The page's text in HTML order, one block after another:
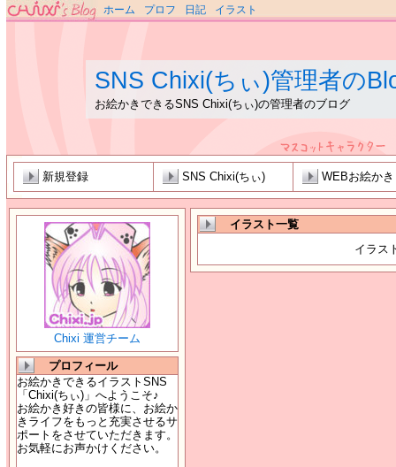
ホーム プロフ 日記 イラスト
SNS Chixi(ちぃ)管理者の
お絵かきできるSNS Chixi(ちぃ)の管理者のブログ
Chixi 運営チーム
プロフィール
お絵かきできるイラストSNS
「Chixi(ちぃ)」へようこそ♪
お絵かき好きの皆様に、お絵か
きライフをもっと充実させるサ
ポートをさせていただきます。
お気軽にお声かけください。
新規登録 SNS Chixi(ちぃ) WEBお絵か
イラスト一覧
イラス